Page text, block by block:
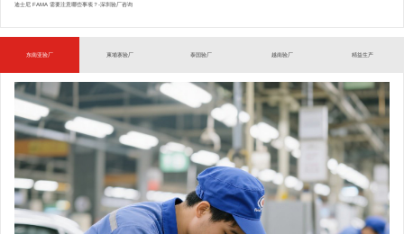
迪士尼 FAMA 需要注意哪些事项？-深圳验厂咨询
东南亚验厂 柬埔寨验厂 泰国验厂 越南验厂 精益生产